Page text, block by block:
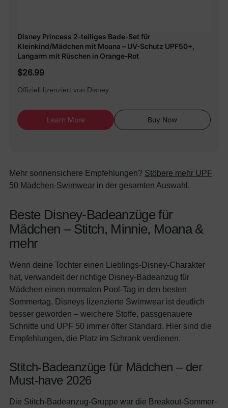
Disney Princess 2-teiliges Bade-Set für
Kleinkind/Mädchen mit Moana – UV-Schutz UPF50+,
Langarm mit Rüschen in Orange-Rot
$26.99
Offiziell lizenziert von Disney.
Learn More Buy Now
Mehr sonnensichere Empfehlungen? Stöbere mehr UPF
50 Mädchen-Swimwear in der gesamten Auswahl.
Beste Disney-Badeanzüge für
Mädchen – Stitch, Minnie, Moana &
mehr
Wenn deine Tochter einen Lieblings-Disney-Charakter
hat, verwandelt der richtige Disney-Badeanzug für
Mädchen einen normalen Pool-Tag in den besten
Sommertag. Disneys lizenzierte Swimwear ist deutlich
besser geworden – weichere Stoffe, passgenauere
Schnitte und UPF 50 immer öfter Standard. Hier sind die
Empfehlungen, die Platz im Schrank verdienen.
Stitch-Badeanzüge für Mädchen – der
Must-have 2026
Die Stitch-Badeanzug-Gruppe war die Breakout-Sommer-